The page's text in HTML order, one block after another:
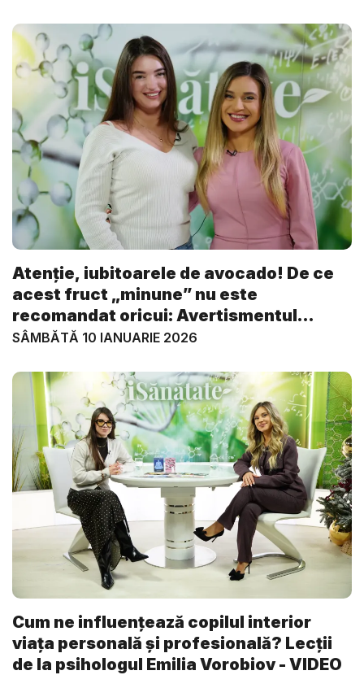
Atenție, iubitoarele de avocado! De ce
acest fruct „minune” nu este
recomandat oricui: Avertismentul
medi...
SÂMBĂTĂ 10 IANUARIE 2026
Cum ne influențează copilul interior
viața personală și profesională? Lecții
de la psihologul Emilia Vorobiov - VIDEO